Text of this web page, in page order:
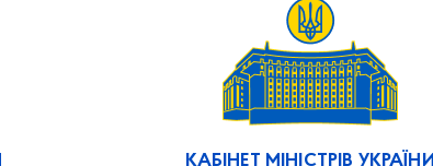
КАБІНЕТ МІНІСТРІВ УКРАЇНИ